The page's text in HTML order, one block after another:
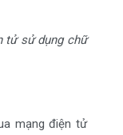
tử sử dụng chữ
mạng điện tử